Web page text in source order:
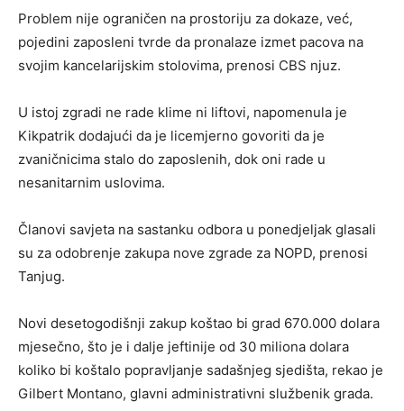
Problem nije ograničen na prostoriju za dokaze, već,
pojedini zaposleni tvrde da pronalaze izmet pacova na
svojim kancelarijskim stolovima, prenosi CBS njuz.
U istoj zgradi ne rade klime ni liftovi, napomenula je
Kikpatrik dodajući da je licemjerno govoriti da je
zvaničnicima stalo do zaposlenih, dok oni rade u
nesanitarnim uslovima.
Članovi savjeta na sastanku odbora u ponedjeljak glasali
su za odobrenje zakupa nove zgrade za NOPD, prenosi
Tanjug.
Novi desetogodišnji zakup koštao bi grad 670.000 dolara
mjesečno, što je i dalje jeftinije od 30 miliona dolara
koliko bi koštalo popravljanje sadašnjeg sjedišta, rekao je
Gilbert Montano, glavni administrativni službenik grada.